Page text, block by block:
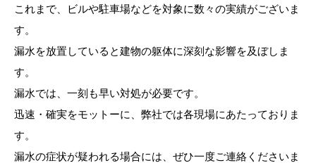
これまで、ビルや駐車場などを対象に数々の実績がございま
す。
漏水を放置していると建物の躯体に深刻な影響を及ぼしま
す。
漏水では、一刻も早い対処が必要です。
迅速・確実をモットーに、弊社では各現場にあたっておりま
す。
漏水の症状が疑われる場合には、ぜひ一度ご連絡くださいま